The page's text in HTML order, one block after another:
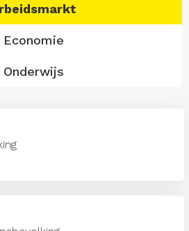
Economie
Onderwijs